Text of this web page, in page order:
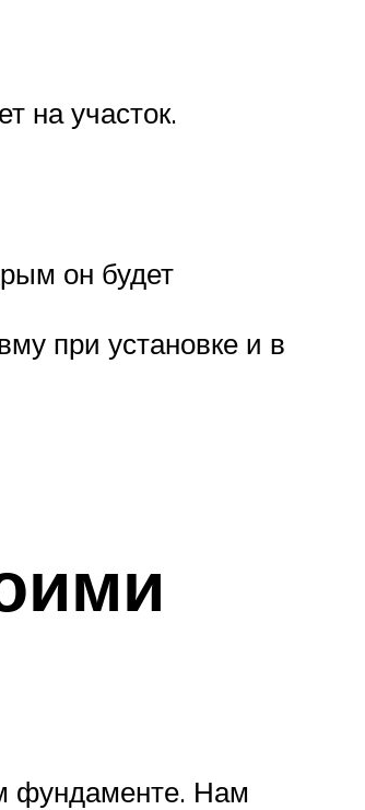
на участок.
он будет
при установке и в
фундаменте. Нам